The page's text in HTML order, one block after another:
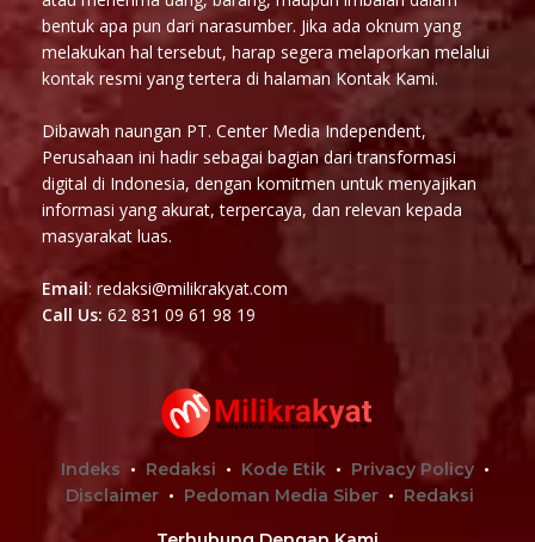
bentuk apa pun dari narasumber. Jika ada oknum yang
melakukan hal tersebut, harap segera melaporkan melalui
kontak resmi yang tertera di halaman Kontak Kami.
Dibawah naungan PT. Center Media Independent,
Perusahaan ini hadir sebagai bagian dari transformasi
digital di Indonesia, dengan komitmen untuk menyajikan
informasi yang akurat, terpercaya, dan relevan kepada
masyarakat luas.
Email: redaksi@milikrakyat.com
Call Us: 62 831 09 61 98 19
Indeks Redaksi Kode Etik
Privacy Policy
Disclaimer
Pedoman Media Siber Redaksi